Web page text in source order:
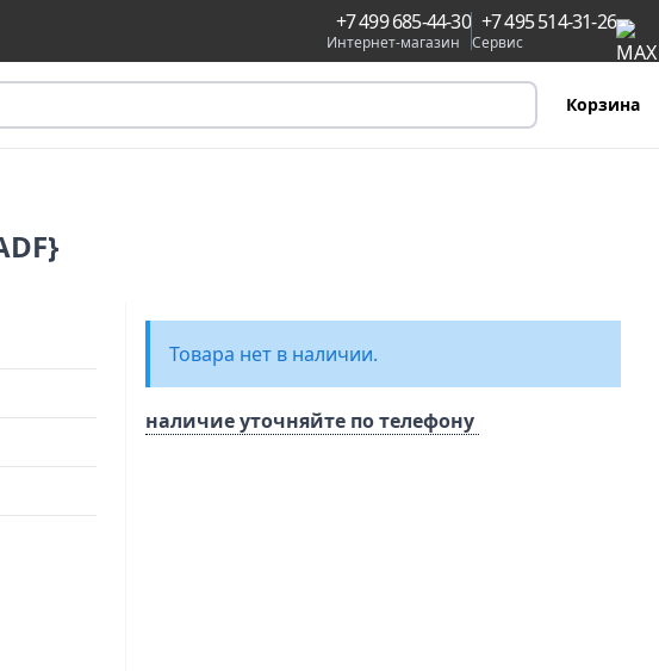
+7 499 685-44-30
Интернет-магазин
+7 495 514-31-26
Сервис
Корзина
Товара нет в наличии.
наличие уточняйте по телефону